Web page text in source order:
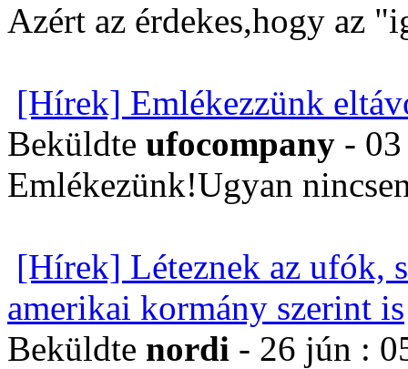
Azért az érdekes,hogy az
[Hírek] Emlékezzünk
Beküldte ufocompany -
Emlékezünk!Ugyan
[Hírek] Léteznek az ufók,
amerikai kormány szerint is
Beküldte nordi - 26 jún :